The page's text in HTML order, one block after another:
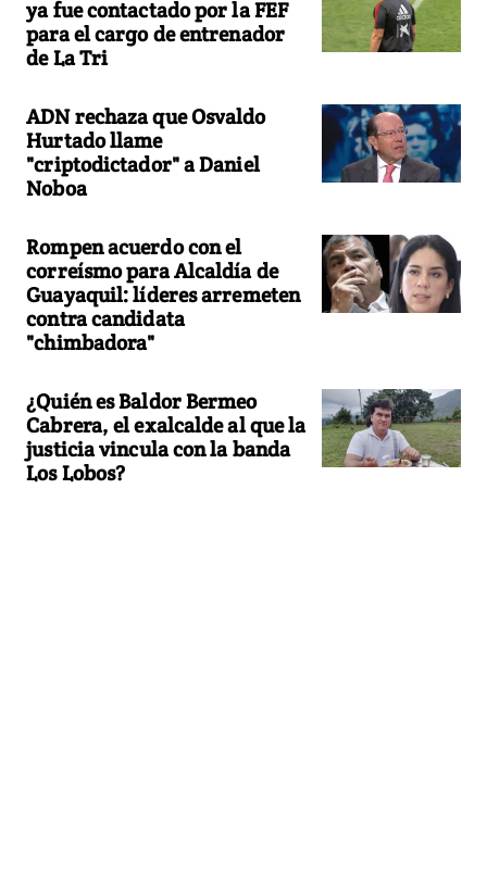
ya fue contactado por la FEF
para el cargo de entrenador
de La Tri
ADN rechaza que Osvaldo
Hurtado llame
"criptodictador" a Daniel
Noboa
Rompen acuerdo con el
correísmo para Alcaldía de
Guayaquil: líderes arremeten
contra candidata
"chimbadora"
¿Quién es Baldor Bermeo
Cabrera, el exalcalde al que la
justicia vincula con la banda
Los Lobos?